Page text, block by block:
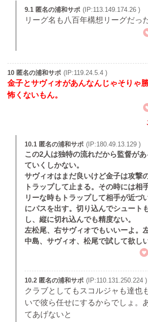
9.1 匿名の浦和サポ (IP:113.149.174.26 )
リーグ名も八百年構想リーグだっ
10 匿名の浦和サポ (IP:119.24.5.4 )
金子とサヴィオがあんなんじゃそりゃ
怖くないもん。
10.1 匿名の浦和サポ (IP:180.49.13.129 )
この2人は独特の流れだから監督が
ていくしかない。
サヴィオはまだ良いけど金子は攻撃
トラップして止まる。その時には相
リーな時もトラップして相手が近づ
にパスを出す。切り込んでシュート
し、縦に切れ込んでも精度ない。
左松尾、右サヴィオでもいいーよ。
中島、サヴィオ、松尾で試して欲しい
10.2 匿名の浦和サポ (IP:110.131.250.224 )
クラブとしてもスコルジャも達也
いで彼ら任せにするからでしょ。
てあげないと